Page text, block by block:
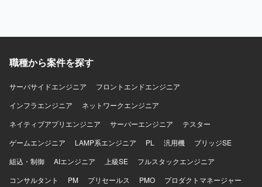
践を行います。iOS / Android 向けアプリのストアリリース
ダクトのミッションや価値観に共感し、自律的に行動でき
る姿勢で開発に取り組める方を想定しています。ビジネス
プロダクト価値の最大化に主体的に関わっていただきま
す。 【ポジションの魅力】 技術選定やアーキテクチャ設計
験をプロダクトとして成立させる役割を担うことができま
す。新規プロダクトやグロースフェーズのプロダクト開発
に携わることで、技術面・プロダクト面の両面でチャレン
ジできる環境です。モバイルアプリだけでなく、フロント
職種から案件を探す
サーバサイドエンジニア
フロントエンドエンジニア
インフラエンジニア
ネットワークエンジニア
ネイティブアプリエンジニア
サーバーエンジニア
テスター
ゲームエンジニア
LAMP系エンジニア PL 汎用機
ブリッジSE
組込・制御
AIエンジニア 上級SE
フルスタックエンジニア
コンサルタント
PM プリセールス PMO
プロダクトマネージャー